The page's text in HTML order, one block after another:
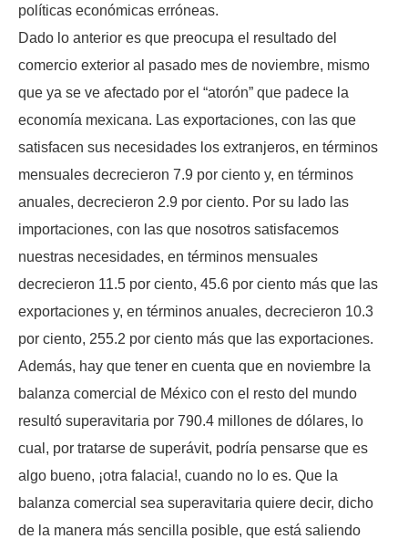
políticas económicas erróneas.
Dado lo anterior es que preocupa el resultado del
comercio exterior al pasado mes de noviembre, mismo
que ya se ve afectado por el “atorón” que padece la
economía mexicana. Las exportaciones, con las que
satisfacen sus necesidades los extranjeros, en términos
mensuales decrecieron 7.9 por ciento y, en términos
anuales, decrecieron 2.9 por ciento. Por su lado las
importaciones, con las que nosotros satisfacemos
nuestras necesidades, en términos mensuales
decrecieron 11.5 por ciento, 45.6 por ciento más que las
exportaciones y, en términos anuales, decrecieron 10.3
por ciento, 255.2 por ciento más que las exportaciones.
Además, hay que tener en cuenta que en noviembre la
balanza comercial de México con el resto del mundo
resultó superavitaria por 790.4 millones de dólares, lo
cual, por tratarse de superávit, podría pensarse que es
algo bueno, ¡otra falacia!, cuando no lo es. Que la
balanza comercial sea superavitaria quiere decir, dicho
de la manera más sencilla posible, que está saliendo